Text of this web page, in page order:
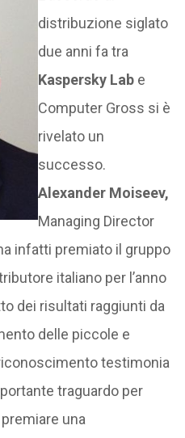
distribuzione siglato
due anni fa tra
Kaspersky Labe
Computer Gross si è
rivelato un
successo.
Alexander Moiseev,
Managing Director
infatti premiato il gruppo
italiano per l’anno
dei risultati raggiunti da
delle piccole e
testimonia
traguardo per
una